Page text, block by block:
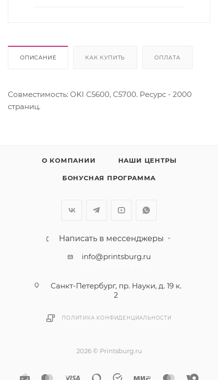
ОПИСАНИЕ КАК КУПИТЬ ОПЛАТА
Совместимость: OKI C5600, C5700. Ресурс - 2000
страниц.
О КОМПАНИИ НАШИ ЦЕНТРЫ
БОНУСНАЯ ПРОГРАММА
Написать в мессенджеры
info@printsburg.ru
Санкт-Петербург, пр. Науки, д. 19 к.
2
ПОЛИТИКА КОНФИДЕНЦИАЛЬНОСТИ
2026 © Printsburg.ru